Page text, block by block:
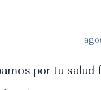
por tu salud